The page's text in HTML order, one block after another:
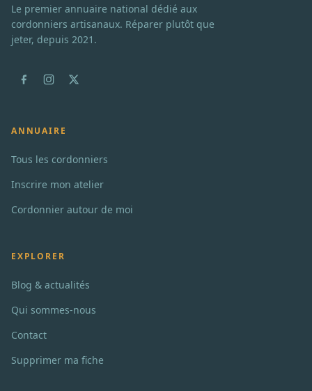
Le premier annuaire national dédié aux
cordonniers artisanaux. Réparer plutôt que
jeter, depuis 2021.
ANNUAIRE
Tous les cordonniers
Inscrire mon atelier
Cordonnier autour de moi
EXPLORER
Blog & actualités
Qui sommes-nous
Contact
Supprimer ma fiche